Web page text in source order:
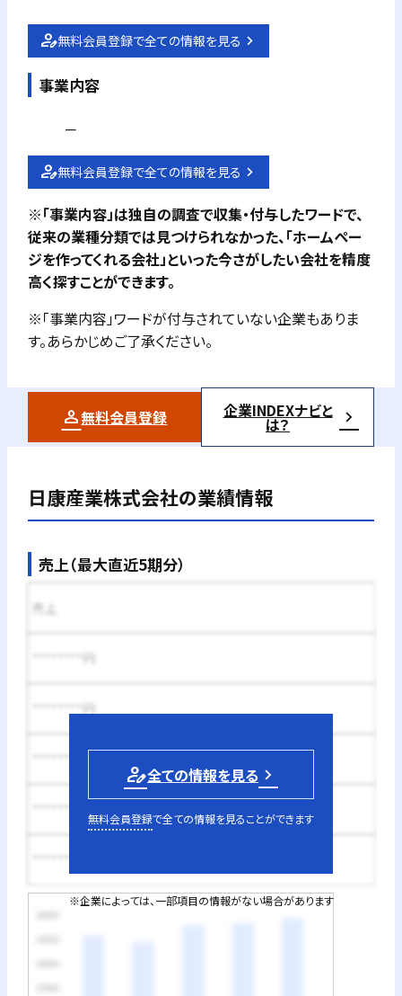
無料会員登録で全ての情報を見る
事業内容
－
無料会員登録で全ての情報を見る
※「事業内容」は独自の調査で収集・付与したワードで、
従来の業種分類では見つけられなかった、「ホームペー
ジを作ってくれる会社」といった今さがしたい会社を精度
高く探すことができます。
※「事業内容」ワードが付与されていない企業もありま
す。あらかじめご了承ください。
無料会員登録 企業INDEXナビと
は？
日康産業株式会社の業績情報
売上（最大直近5期分）
売上
********円
********円
********円
person_edit全ての情報を見る
無料会員登録で全ての情報を見ることができます
※企業によっては、一部項目の情報がない場合があります